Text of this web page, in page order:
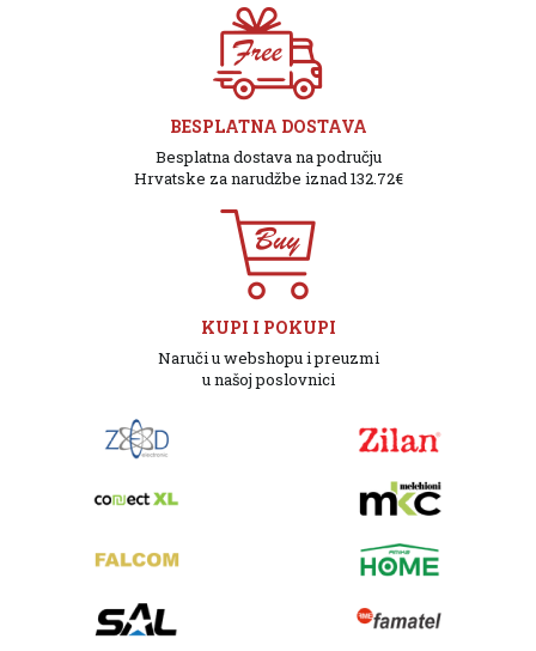
BESPLATNA DOSTAVA
Besplatna dostava na području
Hrvatske za narudžbe iznad 132.72€
KUPI I POKUPI
Naruči u webshopu i preuzmi
u našoj poslovnici